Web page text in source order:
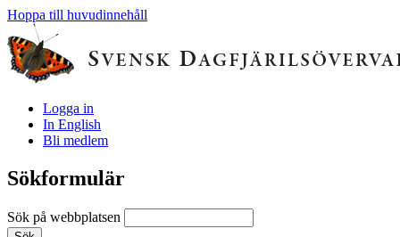
Hoppa till huvudinnehåll
Logga in
In English
Bli medlem
Sökformulär
Sök på webbplatsen